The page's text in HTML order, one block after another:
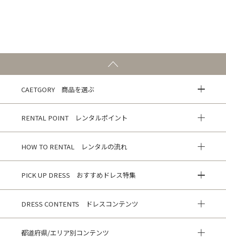
CAETGORY 商品を選ぶ
RENTAL POINT レンタルポイント
HOW TO RENTAL レンタルの流れ
PICK UP DRESS おすすめドレス特集
DRESS CONTENTS ドレスコンテンツ
都道府県/エリア別コンテンツ